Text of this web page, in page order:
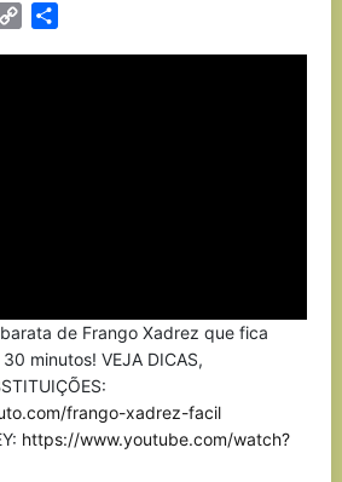
Copy
de Frango Xadrez que fica
minutos! VEJA DICAS,
frango-xadrez-facil
https://www.youtube.com/watch?